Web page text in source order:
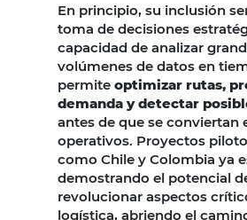
En principio, su inclusión
toma de decisiones
capacidad de analizar
volúmenes de datos en
permite optimizar rutas,
demanda y detectar
antes de que se conviertan
operativos. Proyectos
como Chile y Colombia ya
demostrando el potencial
revolucionar aspectos
logística, abriendo el